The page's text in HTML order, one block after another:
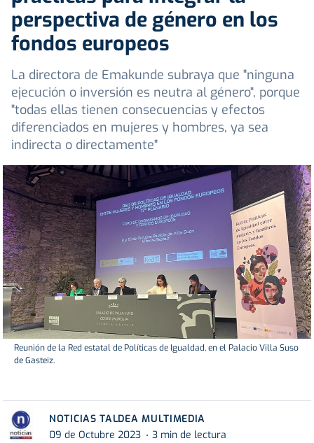
perspectiva de género en los
fondos europeos
La directora de Emakunde subraya que "ninguna
ejecución o inversión es neutra al género", porque
"todas ellas tienen consecuencias y efectos
diferenciados en mujeres y hombres, ya sea
indirecta o directamente"
Reunión de la Red estatal de Políticas de Igualdad, en el Palacio Villa Suso
de Gasteiz.
NOTICIAS TALDEA MULTIMEDIA
09 de Octubre 2023
3 min de lectura